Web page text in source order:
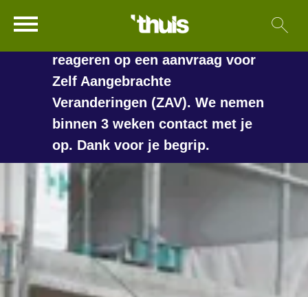
Naar hoofdinhoud
Naar hoofdnavigatiemenu
Naar zoeken
Naar de homepage
Ga naar Hoofd
langer duren voordat we
reageren op een aanvraag voor
Zelf Aangebrachte
Veranderingen (ZAV). We nemen
binnen 3 weken contact met je
op. Dank voor je begrip.